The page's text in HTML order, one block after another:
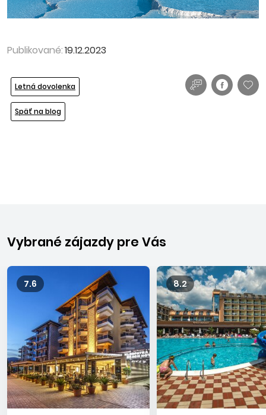
Publikované:19.12.2023
Letná dovolenka
Späť na blog
Vybrané zájazdy pre Vás
7.6 8.2